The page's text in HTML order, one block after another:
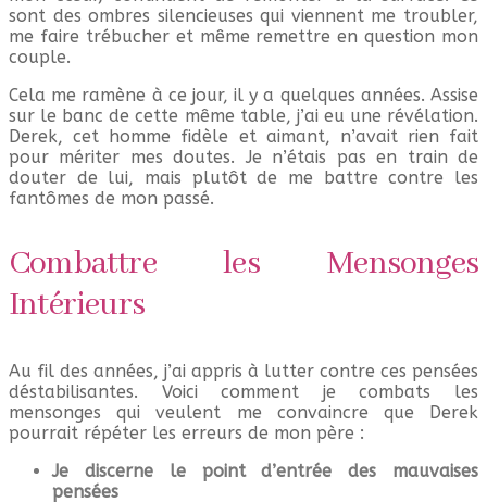
sont des ombres silencieuses qui viennent me troubler,
me faire trébucher et même remettre en question mon
couple.
Cela me ramène à ce jour, il y a quelques années. Assise
sur le banc de cette même table, j’ai eu une révélation.
Derek, cet homme fidèle et aimant, n’avait rien fait
pour mériter mes doutes. Je n’étais pas en train de
douter de lui, mais plutôt de me battre contre les
fantômes de mon passé.
Combattre les Mensonges
Intérieurs
Au fil des années, j’ai appris à lutter contre ces pensées
déstabilisantes. Voici comment je combats les
mensonges qui veulent me convaincre que Derek
pourrait répéter les erreurs de mon père :
Je discerne le point d’entrée des mauvaises
pensées